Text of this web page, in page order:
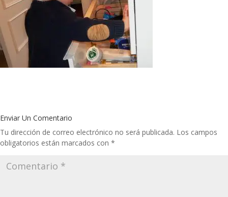
Enviar Un Comentario
Tu dirección de correo electrónico no será publicada. Los campos
obligatorios están marcados con *